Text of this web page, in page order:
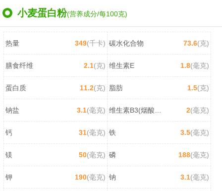
小麦蛋白粉(营养成分/每100克)
热量 349(千卡) 碳水化合物 73.6(克)
膳食纤维 2.1(克) 维生素E 1.8(毫克)
蛋白质 11.2(克) 脂肪 1.5(克)
钠盐 3.1(毫克) 2(毫克)
钙 31(毫克) 铁 3.5(毫克)
镁 50(毫克) 磷 188(毫克)
钾 190(毫克) 钠 3.1(毫克)